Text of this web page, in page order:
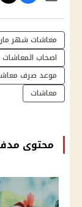
معاشات شهر
اصحاب المعاشات
موعد صرف
معاشات
محتوى